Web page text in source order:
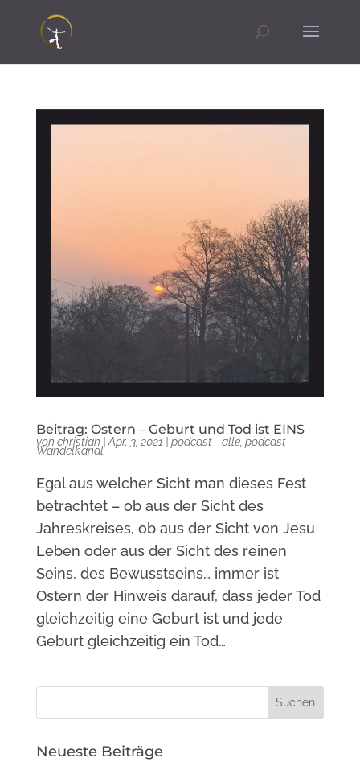
Beitrag: Ostern – Geburt und Tod ist EINS
von christian |Apr. 3, 2021 podcast - alle, podcast -
Wandelkanal
Egal aus welcher Sicht man dieses Fest
betrachtet – ob aus der Sicht des
Jahreskreises, ob aus der Sicht von Jesu
Leben oder aus der Sicht des reinen
Seins, des Bewusstseins… immer ist
Ostern der Hinweis darauf, dass jeder Tod
gleichzeitig eine Geburt ist und jede
Geburt gleichzeitig ein Tod…
Neueste Beiträge